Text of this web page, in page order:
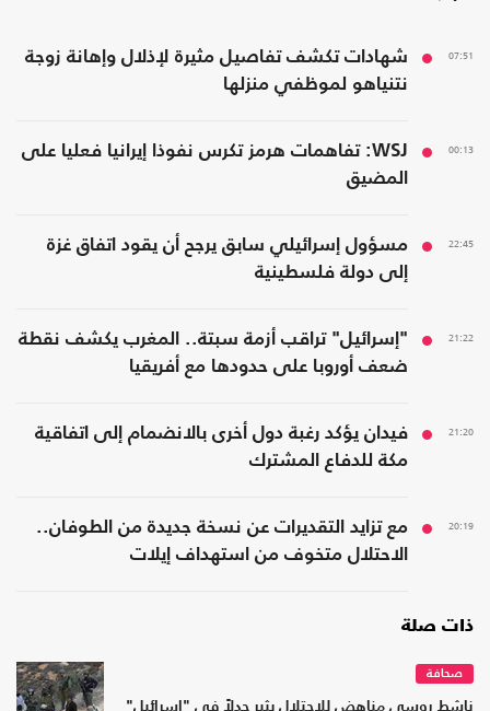
07:51
شهادات تكشف تفاصيل مثيرة لإذلال وإهانة زوجة
نتنياهو لموظفي منزلها
00:13
WSJ: تفاهمات هرمز تكرس نفوذا إيرانيا فعليا على
المضيق
22:45
مسؤول إسرائيلي سابق يرجح أن يقود اتفاق غزة
إلى دولة فلسطينية
21:22
"إسرائيل" تراقب أزمة سبتة.. المغرب يكشف نقطة
ضعف أوروبا على حدودها مع أفريقيا
21:20
فيدان يؤكد رغبة دول أخرى بالانضمام إلى اتفاقية
مكة للدفاع المشترك
20:19
مع تزايد التقديرات عن نسخة جديدة من الطوفان..
الاحتلال متخوف من استهداف إيلات
ذات صلة
صحافة
ناشط روسي مناهض للاحتلال يثير جدلاً في "إسرائيل"